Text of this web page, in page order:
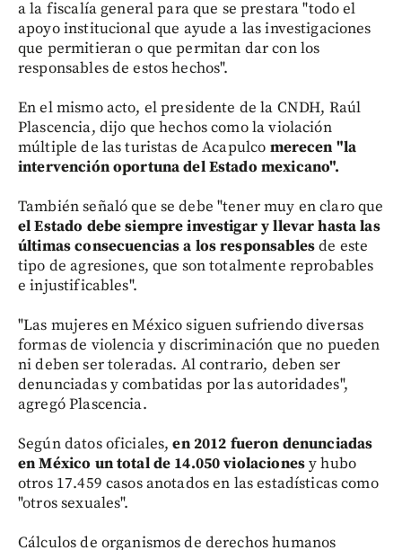
a la fiscalía general para que se prestara "todo el
apoyo institucional que ayude a las investigaciones
que permitieran o que permitan dar con los
responsables de estos hechos".
En el mismo acto, el presidente de la CNDH, Raúl
Plascencia, dijo que hechos como la violación
múltiple de las turistas de Acapulco merecen "la
intervención oportuna del Estado mexicano".
También señaló que se debe "tener muy en claro que
el Estado debe siempre investigar y llevar hasta las
últimas consecuencias a los responsablesde este
tipo de agresiones, que son totalmente reprobables
e injustificables".
"Las mujeres en México siguen sufriendo diversas
formas de violencia y discriminación que no pueden
ni deben ser toleradas. Al contrario, deben ser
denunciadas y combatidas por las autoridades",
agregó Plascencia.
Según datos oficiales,en 2012 fueron denunciadas
en México un total de 14.050 violacionesy hubo
otros 17.459 casos anotados en las estadísticas como
"otros sexuales".
Cálculos de organismos de derechos humanos